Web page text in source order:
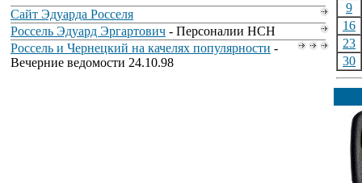
Сайт Эдуарда Росселя
Россель Эдуард Эргартович - Персоналии НСН
Россель и Чернецкий на качелях популярности -
Вечерние ведомости 24.10.98
9
16
23
30